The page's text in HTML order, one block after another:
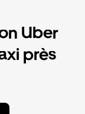
Uber
près